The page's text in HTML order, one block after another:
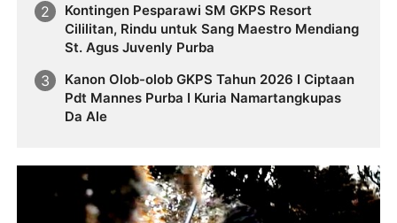
Kontingen Pesparawi SM GKPS Resort
Cililitan, Rindu untuk Sang Maestro Mendiang
St. Agus Juvenly Purba
Kanon Olob-olob GKPS Tahun 2026 I Ciptaan
Pdt Mannes Purba I Kuria Namartangkupas
Da Ale